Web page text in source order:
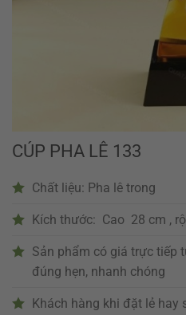
CÚP PHA LÊ 133
Chất liệu: Pha lê trong
Kích thước: Cao 28 cm ,
Sản phẩm có giá trực tiếp
đúng hẹn, nhanh chóng
Khách hàng khi đặt lẻ hay